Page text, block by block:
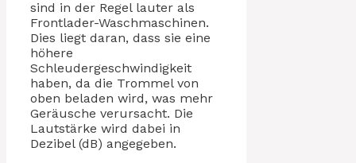
sind in der Regel lauter als
Frontlader-Waschmaschinen.
Dies liegt daran, dass sie eine
höhere
Schleudergeschwindigkeit
haben, da die Trommel von
oben beladen wird, was mehr
Geräusche verursacht. Die
Lautstärke wird dabei in
Dezibel (dB) angegeben.